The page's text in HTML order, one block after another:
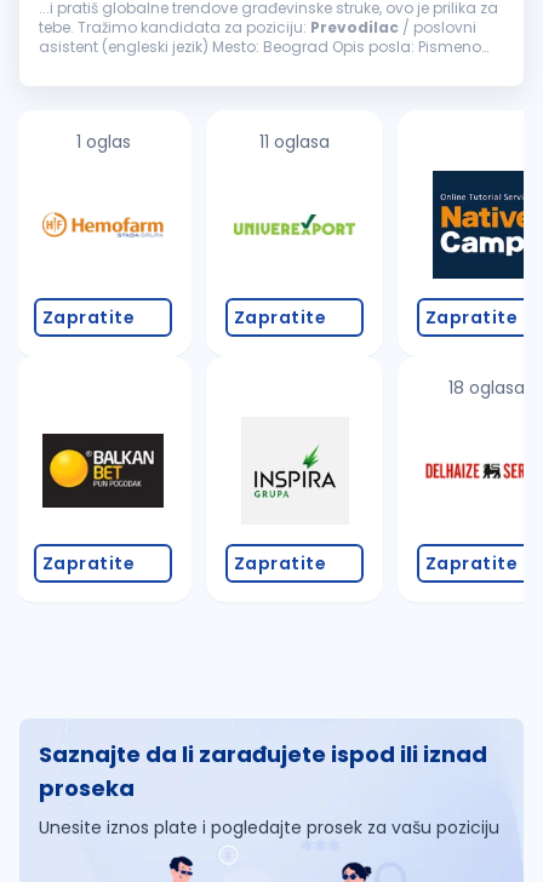
...i pratiš globalne trendove građevinske struke, ovo je prilika za
tebe. Tražimo kandidata za poziciju: Prevodilac / poslovni
asistent (engleski jezik) Mesto: Beograd Opis posla: Pismeno
poslovne...
1 oglas
Zapratite
Zapratite
11 oglasa
Zapratite
Zapratite
Zapratite
18 oglasa
Zapratite
Saznajte da li zarađujete ispod ili iznad
proseka
Unesite iznos plate i pogledajte prosek za vašu poziciju